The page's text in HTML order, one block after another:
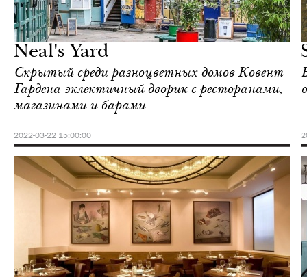
Neal's Yard
Скрытый среди разноцветных домов Ковент
Гардена эклектичный дворик с ресторанами,
магазинами и барами
2022-03-22 15:00:00